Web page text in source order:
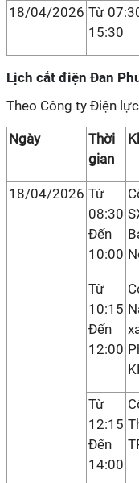
18/04/2026 Từ
15:30
Lịch cắt điện Đan
Theo Công ty Điện
Ngày
Thời
gian
18/04/2026 Từ
08:30
Đến
10:00
Từ
10:15
Đến
12:00
Từ
12:15
Đến
14:00